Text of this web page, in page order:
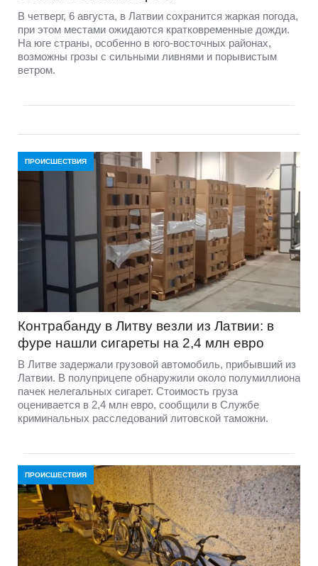
В четверг, 6 августа, в Латвии сохранится жаркая погода,
при этом местами ожидаются кратковременные дожди.
На юге страны, особенно в юго-восточных районах,
возможны грозы с сильными ливнями и порывистым
ветром.
ПРОИСШЕСТВИЯ
Контрабанду в Литву везли из Латвии: в
фуре нашли сигареты на 2,4 млн евро
В Литве задержали грузовой автомобиль, прибывший из
Латвии. В полуприцепе обнаружили около полумиллиона
пачек нелегальных сигарет. Стоимость груза
оценивается в 2,4 млн евро, сообщили в Службе
криминальных расследований литовской таможни.
ПРОИСШЕСТВИЯ